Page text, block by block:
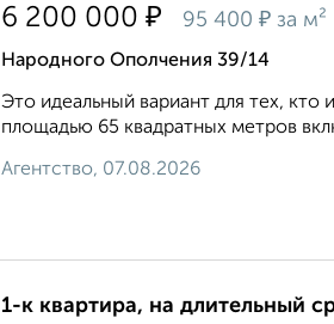
6 200 000 ₽ 95 400 ₽ за м²
Народного Ополчения 39/14
Это идеальный вариант для тех,
площадью 65 квадратных метров
Агентство, 07.08.2026
1-к квартира, на длительный